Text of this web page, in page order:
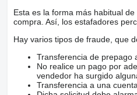
Esta es la forma más habitual
compra. Así, los estafadores
Hay varios tipos de fraude, que
Transferencia de prepago
No realice un pago por
vendedor ha surgido
Transferencia a una